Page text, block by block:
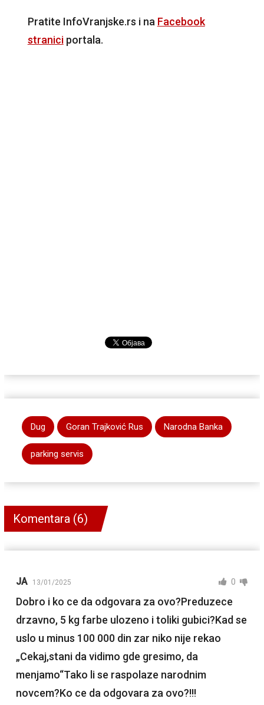
Pratite InfoVranjske.rs i na Facebook
straniciportala.
Dug Goran Trajković Rus Narodna Banka
parking servis
Komentara (6)
JA 13/01/2025 0
Dobro i ko ce da odgovara za ovo?Preduzece
drzavno, 5 kg farbe ulozeno i toliki gubici?Kad se
uslo u minus 100 000 din zar niko nije rekao
„Cekaj,stani da vidimo gde gresimo, da
menjamo“Tako li se raspolaze narodnim
novcem?Ko ce da odgovara za ovo?!!!